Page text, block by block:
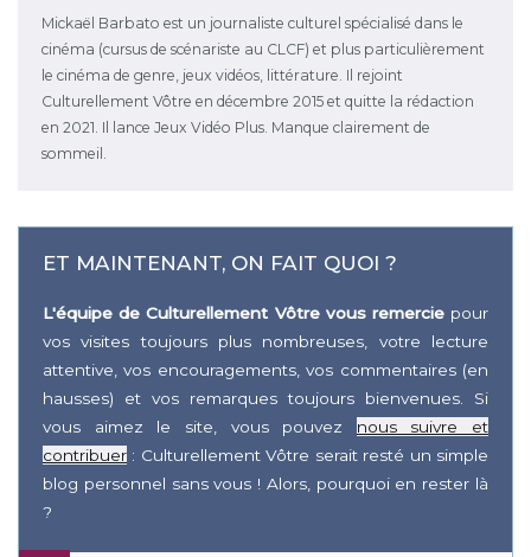
Mickaël Barbato est un journaliste culturel spécialisé dans le
cinéma (cursus de scénariste au CLCF) et plus particulièrement
le cinéma de genre, jeux vidéos, littérature. Il rejoint
Culturellement Vôtre en décembre 2015 et quitte la rédaction
en 2021. Il lance Jeux Vidéo Plus. Manque clairement de
sommeil.
ET MAINTENANT, ON FAIT QUOI ?
L'équipe de Culturellement Vôtre vous remerciepour
vos visites toujours plus nombreuses, votre lecture
attentive, vos encouragements, vos commentaires (en
hausses) et vos remarques toujours bienvenues. Si
vous aimez le site, vous pouvez nous suivre et
contribuer : Culturellement Vôtre serait resté un simple
blog personnel sans vous ! Alors, pourquoi en rester là
?